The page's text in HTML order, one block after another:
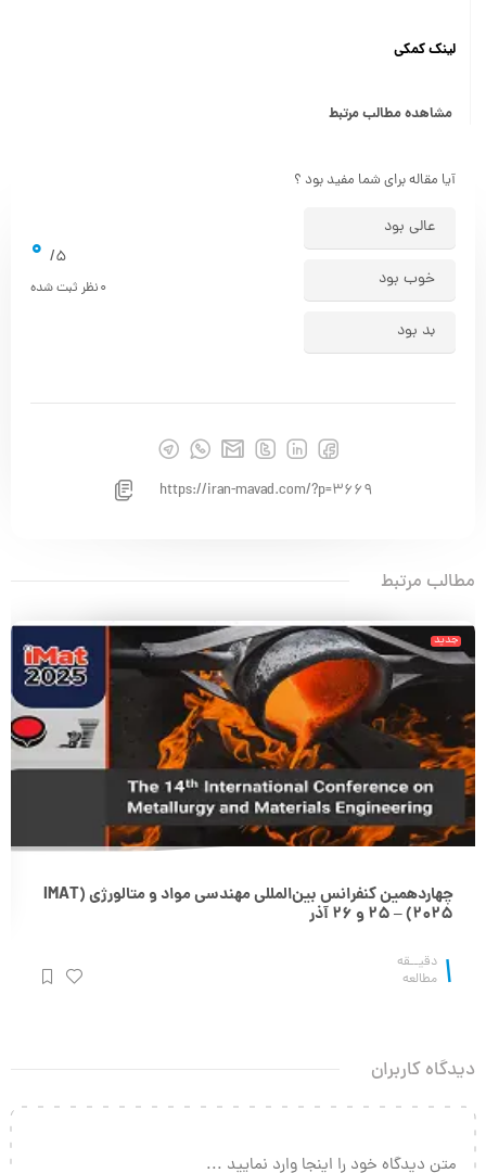
لینک کمکی
مشاهده مطالب مرتبط
آیا مقاله برای شما مفید بود ؟
عالی بود
خوب بود
بد بود
5/
0
0نظر ثبت شده
https://iran-mavad.com/?p=3669
مطالب مرتبط
جدید
چهاردهمین کنفرانس بین‌المللی مهندسی مواد و متالورژی (IMAT
2025) – 25 و 26 آذر
1 دقیــقه
مطالعه
دیدگاه کاربران